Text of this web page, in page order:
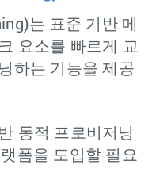
는 표준 기반 메
요소를 빠르게 교
하는 기능을 제공
동적 프로비저닝
폼을 도입할 필요